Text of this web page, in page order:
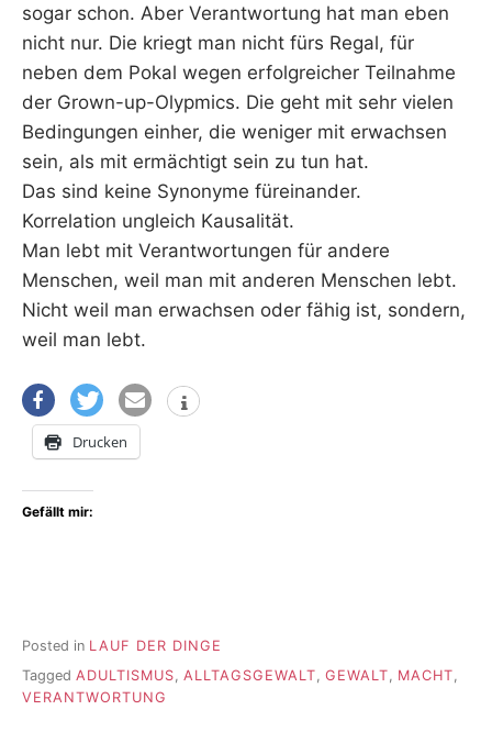
sogar schon. Aber Verantwortung hat man eben
nicht nur. Die kriegt man nicht fürs Regal, für
neben dem Pokal wegen erfolgreicher Teilnahme
der Grown-up-Olypmics. Die geht mit sehr vielen
Bedingungen einher, die weniger mit erwachsen
sein, als mit ermächtigt sein zu tun hat.
Das sind keine Synonyme füreinander.
Korrelation ungleich Kausalität.
Man lebt mit Verantwortungen für andere
Menschen, weil man mit anderen Menschen lebt.
Nicht weil man erwachsen oder fähig ist, sondern,
weil man lebt.
Drucken
Gefällt mir:
Posted in LAUF DER DINGE
Tagged ADULTISMUS ALLTAGSGEWALT GEWALT MACHT
VERANTWORTUNG